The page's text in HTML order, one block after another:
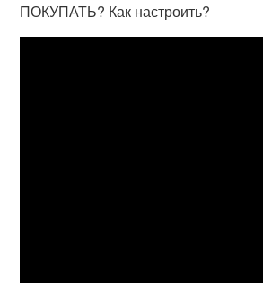
ПОКУПАТЬ? Как настроить?